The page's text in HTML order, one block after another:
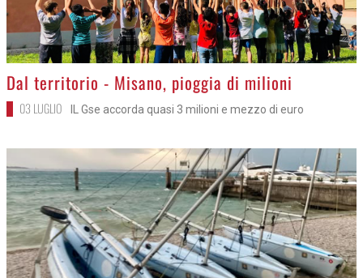
>
Dal territorio - Misano, pioggia di milioni
03 LUGLIO IL Gse accorda quasi 3 milioni e mezzo di euro